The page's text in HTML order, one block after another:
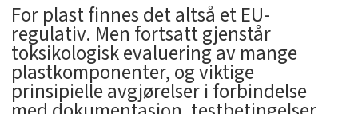
For plast finnes det altså et EU-
regulativ. Men fortsatt gjenstår
toksikologisk evaluering av mange
plastkomponenter, og viktige
prinsipielle avgjørelser i forbindelse